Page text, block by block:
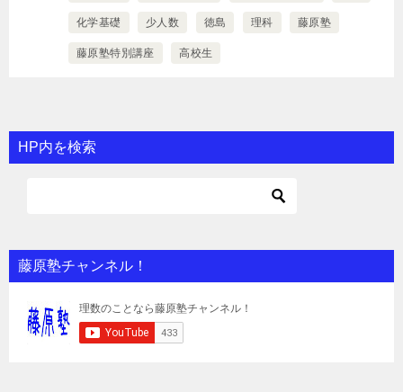
化学基礎 少人数 徳島 理科 藤原塾
藤原塾特別講座 高校生
HP内を検索
藤原塾チャンネル！